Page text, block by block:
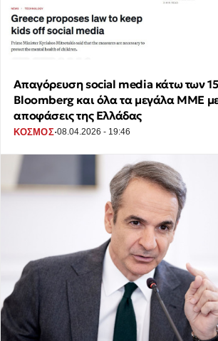
Απαγόρευση social media κάτω των
Bloomberg και όλα τα μεγάλα ΜΜΕ
αποφάσεις της Ελλάδας
ΚΟΣΜΟΣ·08.04.2026 - 19:46